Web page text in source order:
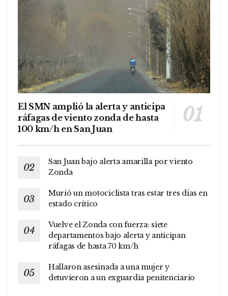
El SMN amplió la alerta y anticipa
ráfagas de viento zonda de hasta
100 km/h en San Juan
San Juan bajo alerta amarilla por viento
Zonda
Murió un motociclista tras estar tres días en
estado crítico
Vuelve el Zonda con fuerza: siete
departamentos bajo alerta y anticipan
ráfagas de hasta 70 km/h
Hallaron asesinada a una mujer y
detuvieron a un exguardia penitenciario